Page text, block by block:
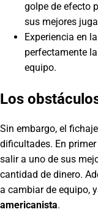
golpe de efecto
sus mejores
Experiencia en
perfectamente
equipo.
Los
Sin embargo, el
dificultades. En primer
salir a uno de sus
cantidad de dinero.
a cambiar de equipo,
americanista.